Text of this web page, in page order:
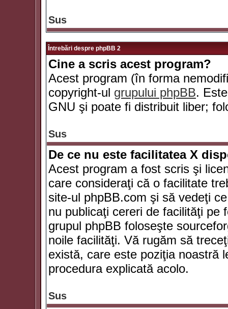
Sus
Întrebări despre phpBB 2
Cine a scris acest program?
Acest program (în forma
copyright-ul grupului phpBB.
GNU şi poate fi distribuit liber;
Sus
De ce nu este facilitatea X
Acest program a fost scris şi
care consideraţi că o facilitate
site-ul phpBB.com şi să vedeţi
nu publicaţi cereri de facilităţi pe
grupul phpBB foloseşte
noile facilităţi. Vă rugăm să
există, care este poziţia noastră
procedura explicată acolo.
Sus